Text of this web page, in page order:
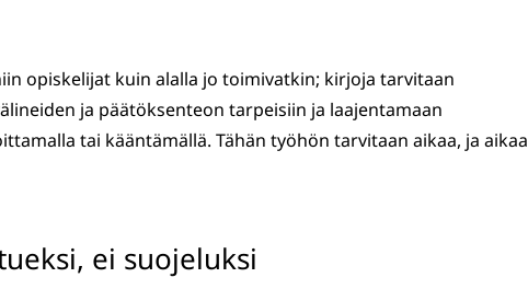
opiskelijat kuin alalla jo toimivatkin; kirjoja tarvitaan
ja päätöksenteon tarpeisiin ja laajentamaan
tai kääntämällä. Tähän työhön tarvitaan aikaa, ja aikaa
ei suojeluksi